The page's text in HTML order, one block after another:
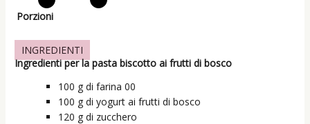
Porzioni
INGREDIENTI
Ingredienti per la pasta biscotto ai frutti di bosco
100 g di farina 00
100 g di yogurt ai frutti di bosco
120 g di zucchero